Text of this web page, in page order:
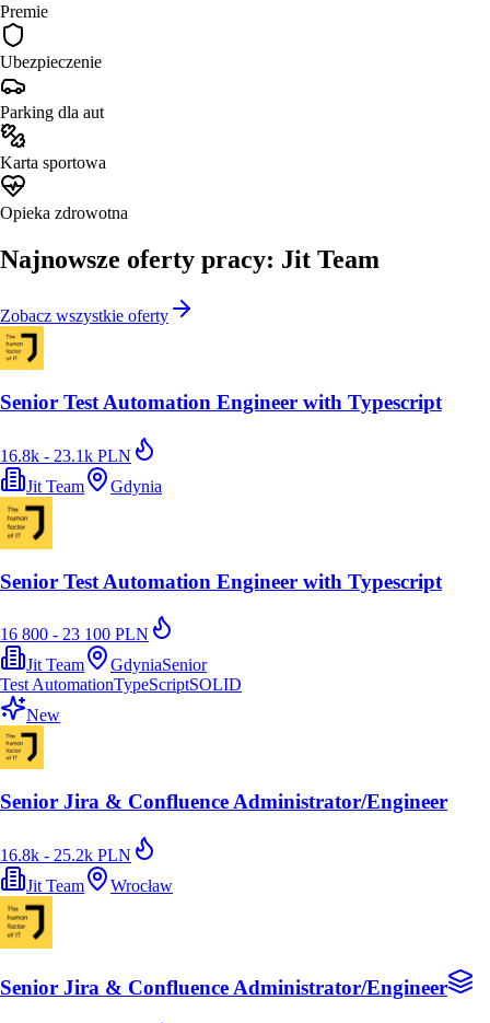
Premie
Ubezpieczenie
Parking dla aut
Karta sportowa
Opieka zdrowotna
Najnowsze oferty pracy: Jit Team
Zobacz wszystkie oferty
Senior Test Automation Engineer with Typescript
16.8k - 23.1k PLN
Jit Team
Gdynia
Senior Test Automation Engineer with Typescript
16 800 - 23 100 PLN
Jit Team
GdyniaSenior
Test AutomationTypeScriptSOLID
New
Senior Jira & Confluence Administrator/Engineer
16.8k - 25.2k PLN
Jit Team
Wrocław
Senior Jira & Confluence Administrator/Engineer